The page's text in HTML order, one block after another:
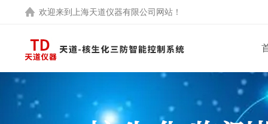
欢迎来到 上海天道仪器有限公司 网站！